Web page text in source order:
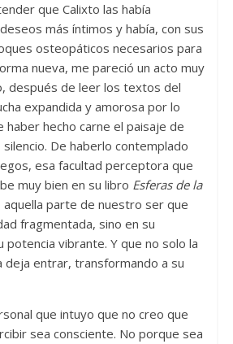
que Calixto las había
más íntimos y había, con sus
osteopáticos necesarios para
nueva, me pareció un acto muy
después de leer los textos del
expandida y amorosa por lo
hecho carne el paisaje de
De haberlo contemplado
esa facultad perceptora que
muy bien en su libro Esferas de la
parte de nuestro ser que
fragmentada, sino en su
potencia vibrante. Y que no solo la
deja entrar, transformando a su
que intuyo que no creo que
sea consciente. No porque sea